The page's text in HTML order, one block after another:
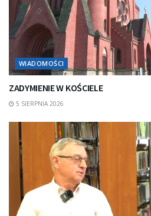
WIADOMOŚCI
ZADYMIENIE W KOŚCIELE
5 SIERPNIA 2026